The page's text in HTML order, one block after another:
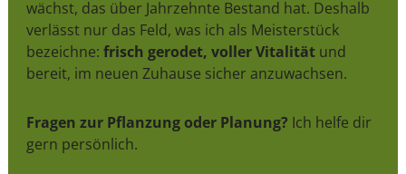
wächst, das über Jahrzehnte Bestand hat. Deshalb
verlässt nur das Feld, was ich als Meisterstück
bezeichne: frisch gerodet, voller Vitalitätund
bereit, im neuen Zuhause sicher anzuwachsen.
Fragen zur Pflanzung oder Planung? Ich helfe dir
gern persönlich.